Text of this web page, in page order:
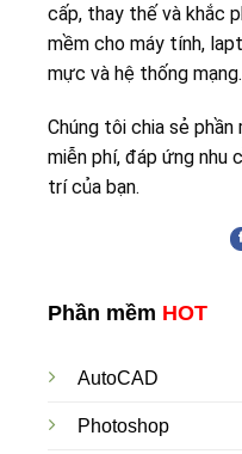
cấp, thay thế và khắc
mềm cho máy tính,
mực và hệ thống mạng.
Chúng tôi chia sẻ
miễn phí, đáp ứng nhu
trí của bạn.
Phần mềm HOT
AutoCAD
Photoshop